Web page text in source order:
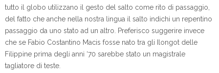
tutto il globo utilizzano il gesto del salto come rito di passaggio,
del fatto che anche nella nostra lingua il salto indichi un repentino
passaggio da uno stato ad un altro. Preferisco suggerire invece
che se Fabio Costantino Macis fosse nato tra gli Ilongot delle
Filippine prima degli anni ‘70 sarebbe stato un magistrale
tagliatore di teste.